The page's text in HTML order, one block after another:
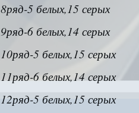
8ряд-5 белых,15 серых
9ряд-6 белых,14 серых
10ряд-5 белых,15 серых
11ряд-6 белых,14 серых
12ряд-5 белых,15 серых